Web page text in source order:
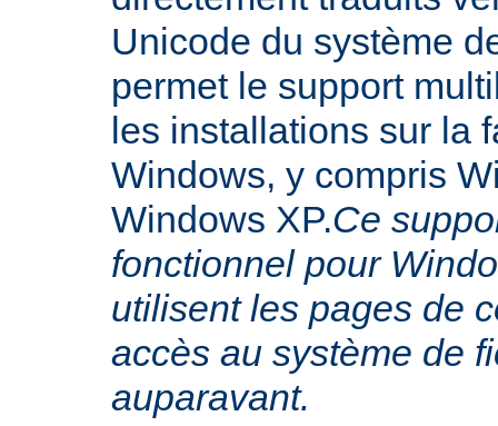
Unicode du système
permet le support
les installations sur la
Windows, y compris
Windows XP.Ce
fonctionnel pour
utilisent les pages de
accès au système de
auparavant.